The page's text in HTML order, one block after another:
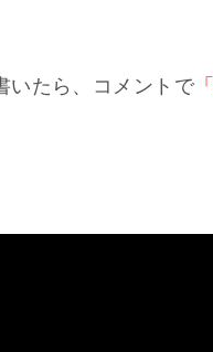
いたら、コメントで